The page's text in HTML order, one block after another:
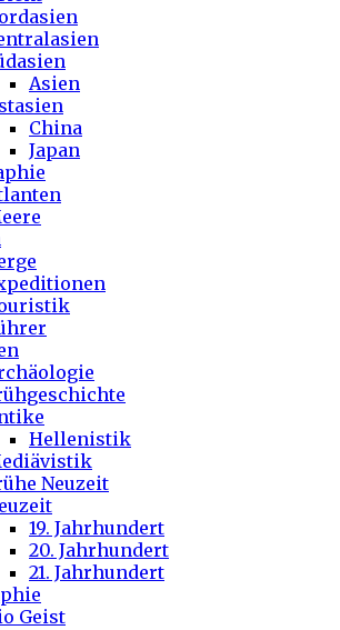
Asien
China
Japan
Hellenistik
Neuzeit
19. Jahrhundert
20. Jahrhundert
21. Jahrhundert
Geist